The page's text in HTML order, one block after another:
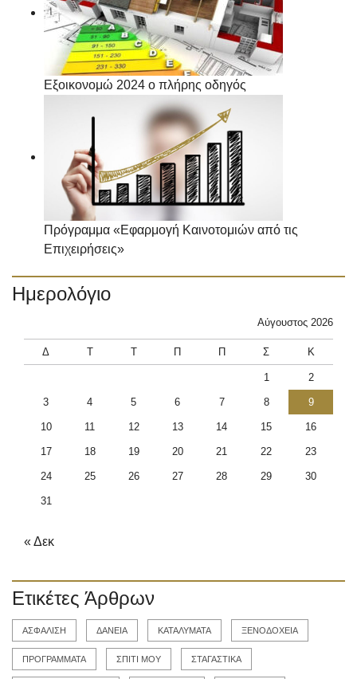
Εξοικονομώ 2024 ο πλήρης οδηγός
Πρόγραμμα «Εφαρμογή Καινοτομιών από τις
Επιχειρήσεις»
Ημερολόγιο
Αύγουστος 2026
Δ Τ Τ Π Π Σ Κ
1 2
3 4 5 6 7 8 9
10 11 12 13 14 15 16
17 18 19 20 21 22 23
24 25 26 27 28 29 30
31
« Δεκ
Ετικέτες Άρθρων
ΑΣΦΑΛΙΣΗ ΔΑΝΕΙΑ ΚΑΤΑΛΥΜΑΤΑ ΞΕΝΟΔΟΧΕΙΑ
ΠΡΟΓΡΑΜΜΑΤΑ ΣΠΙΤΙ ΜΟΥ ΣΤΑΓΑΣΤΙΚΑ